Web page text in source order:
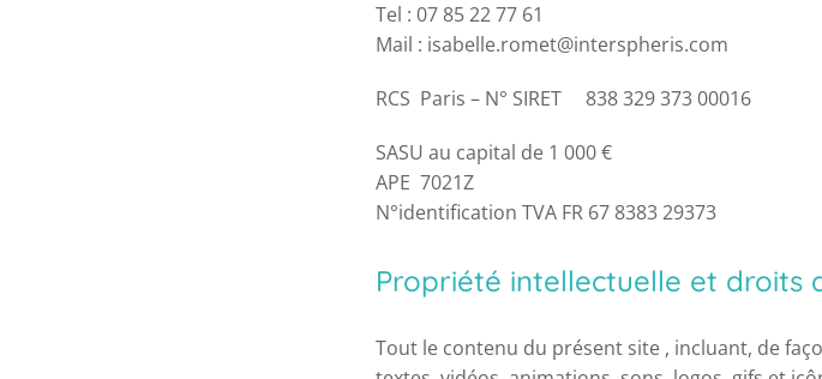
Tel : 07 85 22 77 61
Mail : isabelle.romet@interspheris.com
RCS Paris – N° SIRET 838 329 373 00016
SASU au capital de 1 000 €
APE 7021Z
N°identification TVA FR 67 8383 29373
Propriété intellectuelle et droits
Tout le contenu du présent site , incluant, de